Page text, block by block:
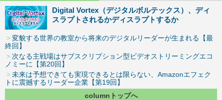
Digital Vortex（デジタルボルテックス）、ディ
スラプトされるかディスラプトするか
変貌する世界の教室から将来のデジタルリーダーが生まれる【最
終回】
次なる主戦場はサブスクリプション型ビデオストリーミングエコ
ノミーに【第20回】
未来は予想できても実現できるとは限らない、Amazonエフェク
トに震撼するリーダー企業【第19回】
columnトップへ